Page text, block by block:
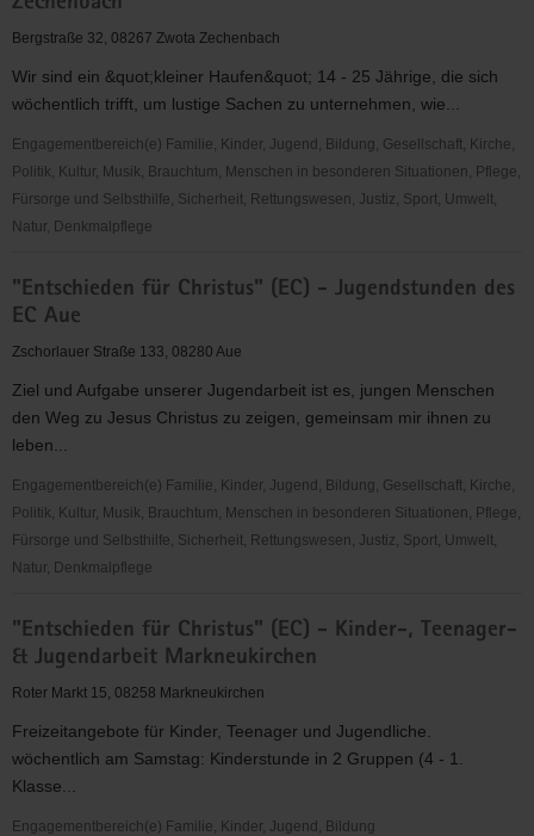
Christus"
(EC)
Jugendkreis
Rothenkirchen
Bergstraße 32, 08267 Zwota Zechenbach
Wir sind ein &quot;kleiner Haufen&quot; 14 - 25 Jährige, die sich
wöchentlich trifft, um lustige Sachen zu unternehmen, wie...
Engagementbereich(e) Familie, Kinder, Jugend, Bildung, Gesellschaft, Kirche,
Politik, Kultur, Musik, Brauchtum, Menschen in besonderen Situationen, Pflege,
Fürsorge und Selbsthilfe, Sicherheit, Rettungswesen, Justiz, Sport, Umwelt,
Natur, Denkmalpflege
für
Christus"
(EC)
Jugendkreis
Zwota
Zechenbach
"Entschieden für Christus" (EC) - Jugendstunden des
EC Aue
Zschorlauer Straße 133, 08280 Aue
Ziel und Aufgabe unserer Jugendarbeit ist es, jungen Menschen
den Weg zu Jesus Christus zu zeigen, gemeinsam mir ihnen zu
leben...
Engagementbereich(e) Familie, Kinder, Jugend, Bildung, Gesellschaft, Kirche,
Politik, Kultur, Musik, Brauchtum, Menschen in besonderen Situationen, Pflege,
Fürsorge und Selbsthilfe, Sicherheit, Rettungswesen, Justiz, Sport, Umwelt,
Natur, Denkmalpflege
für
Christus"
(EC)
Jugendstunden
des
EC
Aue
"Entschieden für Christus" (EC) - Kinder-, Teenager-
& Jugendarbeit Markneukirchen
Roter Markt 15, 08258 Markneukirchen
Freizeitangebote für Kinder, Teenager und Jugendliche.
wöchentlich am Samstag: Kinderstunde in 2 Gruppen (4 - 1.
Klasse...
Engagementbereich(e) Familie, Kinder, Jugend, Bildung